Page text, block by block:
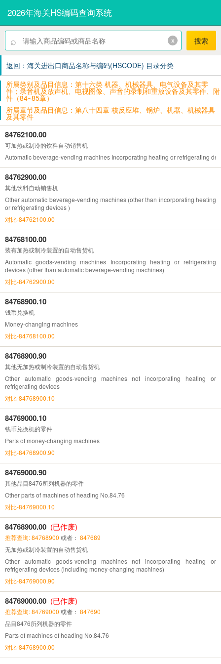
2026年海关HS编码查询系统
⌕ x 搜索
返回：海关进出口商品名称与编码(HSCODE) 目录分类
所属类别及品目信息：第十六类 机器、机械器具、电气设备及其零
件；录音机及放声机、电视图像、声音的录制和重放设备及其零件、附
件（84~85章）
所属章节及品目信息：第八十四章 核反应堆、锅炉、机器、机械器具
及其零件
84762100.00
可加热或制冷的饮料自动销售机
Automatic beverage-vending machines Incorporating heating or refrigerating
84762900.00
其他饮料自动销售机
Other automatic beverage-vending machines (other than incorporating heating
or refrigerating devices )
对比-84762100.00
84768100.00
装有加热或制冷装置的自动售货机
Automatic goods-vending machines Incorporating heating or refrigerating
devices (other than automatic beverage-vending machines)
对比-84762900.00
84768900.10
钱币兑换机
Money-changing machines
对比-84768100.00
84768900.90
其他无加热或制冷装置的自动售货机
Other automatic goods-vending machines not incorporating heating or
refrigerating devices
对比-84768900.10
84769000.10
钱币兑换机的零件
Parts of money-changing machines
对比-84768900.90
84769000.90
其他品目8476所列机器的零件
Other parts of machines of heading No.84.76
对比-84769000.10
84768900.00 (已作废)
推荐查询: 84768900 或者： 847689
无加热或制冷装置的自动售货机
Other automatic goods-vending machines not incorporating heating or
refrigerating devices (including money-changing machines)
对比-84769000.90
84769000.00 (已作废)
推荐查询: 84769000 或者： 847690
品目8476所列机器的零件
Parts of machines of heading No.84.76
对比-84768900.00